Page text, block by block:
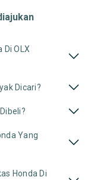
Di OLX
Dicari?
Yang
Honda Di